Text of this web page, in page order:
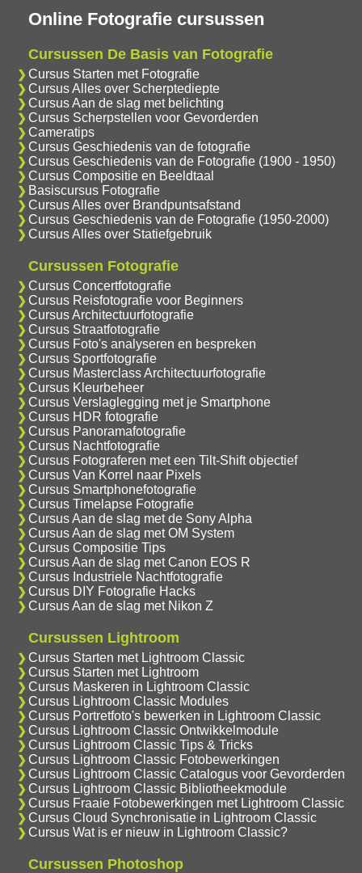
Online Fotografie cursussen
Cursussen De Basis van Fotografie
Cursus Starten met Fotografie
Cursus Alles over Scherptediepte
Cursus Aan de slag met belichting
Cursus Scherpstellen voor Gevorderden
Cameratips
Cursus Geschiedenis van de fotografie
Cursus Geschiedenis van de Fotografie (1900 - 1950)
Cursus Compositie en Beeldtaal
Basiscursus Fotografie
Cursus Alles over Brandpuntsafstand
Cursus Geschiedenis van de Fotografie (1950-2000)
Cursus Alles over Statiefgebruik
Cursussen Fotografie
Cursus Concertfotografie
Cursus Reisfotografie voor Beginners
Cursus Architectuurfotografie
Cursus Straatfotografie
Cursus Foto's analyseren en bespreken
Cursus Sportfotografie
Cursus Masterclass Architectuurfotografie
Cursus Kleurbeheer
Cursus Verslaglegging met je Smartphone
Cursus HDR fotografie
Cursus Panoramafotografie
Cursus Nachtfotografie
Cursus Fotograferen met een Tilt-Shift objectief
Cursus Van Korrel naar Pixels
Cursus Smartphonefotografie
Cursus Timelapse Fotografie
Cursus Aan de slag met de Sony Alpha
Cursus Aan de slag met OM System
Cursus Compositie Tips
Cursus Aan de slag met Canon EOS R
Cursus Industriele Nachtfotografie
Cursus DIY Fotografie Hacks
Cursus Aan de slag met Nikon Z
Cursussen Lightroom
Cursus Starten met Lightroom Classic
Cursus Starten met Lightroom
Cursus Maskeren in Lightroom Classic
Cursus Lightroom Classic Modules
Cursus Portretfoto's bewerken in Lightroom Classic
Cursus Lightroom Classic Ontwikkelmodule
Cursus Lightroom Classic Tips & Tricks
Cursus Lightroom Classic Fotobewerkingen
Cursus Lightroom Classic Catalogus voor Gevorderden
Cursus Lightroom Classic Bibliotheekmodule
Cursus Fraaie Fotobewerkingen met Lightroom Classic
Cursus Cloud Synchronisatie in Lightroom Classic
Cursus Wat is er nieuw in Lightroom Classic?
Cursussen Photoshop